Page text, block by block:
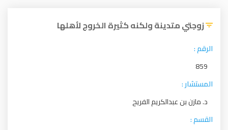
زوجتي متدينة ولكنه كثيرة الخروج لأهلها
الرقم :
859
المستشار :
د. مازن بن عبدالكريم الفريح
القسم :